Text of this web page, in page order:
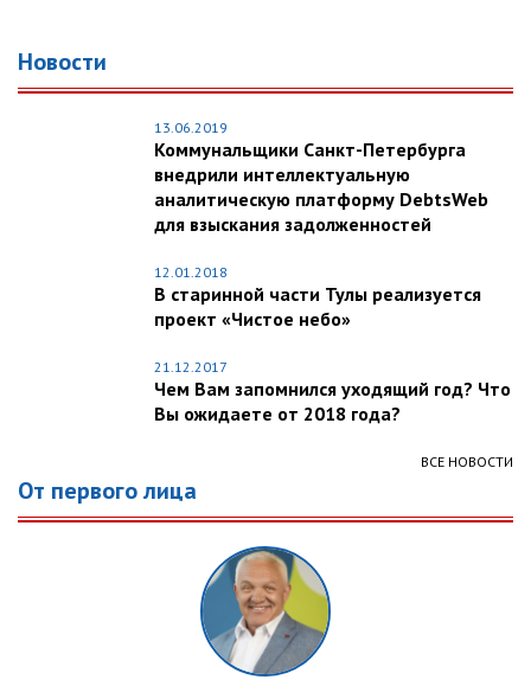
Новости
13.06.2019
Коммунальщики Санкт-Петербурга
внедрили интеллектуальную
аналитическую платформу DebtsWeb
для взыскания задолженностей
12.01.2018
В старинной части Тулы реализуется
проект «Чистое небо»
21.12.2017
Чем Вам запомнился уходящий год? Что
Вы ожидаете от 2018 года?
ВСЕ НОВОСТИ
От первого лица